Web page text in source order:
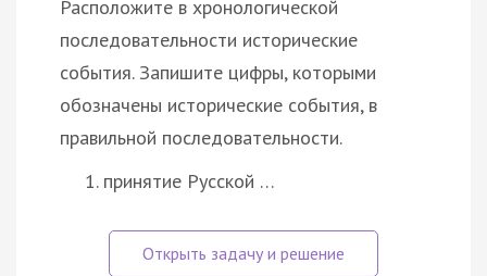
Расположите в хронологической
последовательности исторические
события. Запишите цифры, которыми
обозначены исторические события, в
правильной последовательности.
принятие Русской …